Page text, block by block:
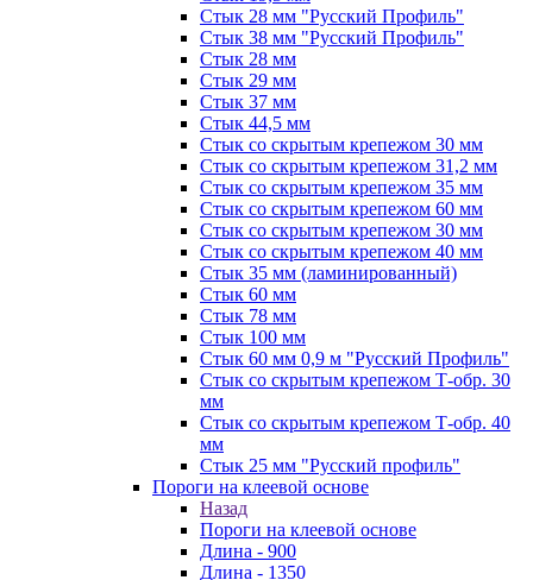
Стык 28 мм "Русский Профиль"
Стык 38 мм "Русский Профиль"
Стык 28 мм
Стык 29 мм
Стык 37 мм
Стык 44,5 мм
Стык со скрытым крепежом 30 мм
Стык со скрытым крепежом 31,2 мм
Стык со скрытым крепежом 35 мм
Стык со скрытым крепежом 60 мм
Стык со скрытым крепежом 30 мм
Стык со скрытым крепежом 40 мм
Стык 35 мм (ламинированный)
Стык 60 мм
Стык 78 мм
Стык 100 мм
Стык 60 мм 0,9 м "Русский Профиль"
Стык со скрытым крепежом Т-обр. 30
мм
Стык со скрытым крепежом Т-обр. 40
мм
Стык 25 мм "Русский профиль"
Пороги на клеевой основе
Назад
Пороги на клеевой основе
Длина - 900
Длина - 1350